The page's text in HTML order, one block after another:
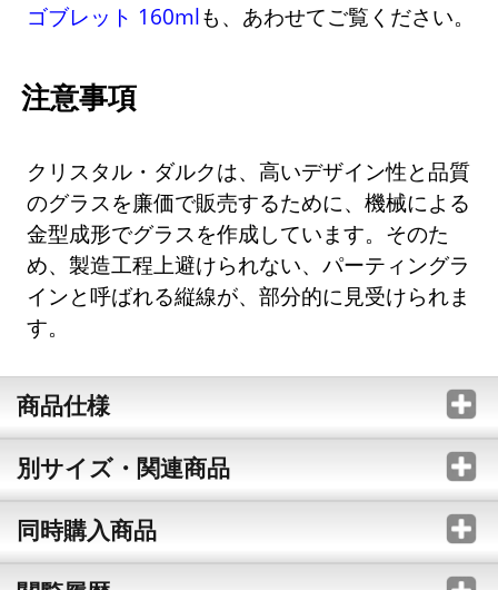
ゴブレット 160mlも、あわせてご覧ください。
注意事項
クリスタル・ダルクは、高いデザイン性と品質
のグラスを廉価で販売するために、機械による
金型成形でグラスを作成しています。そのた
め、製造工程上避けられない、パーティングラ
インと呼ばれる縦線が、部分的に見受けられま
す。
商品仕様
別サイズ・関連商品
同時購入商品